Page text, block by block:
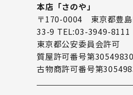
本店「さのや」
〒170-0004 東京都豊
33-9 TEL:03-3949-8111
東京都公安委員会許可
質屋許可番号第
古物商許可番号第